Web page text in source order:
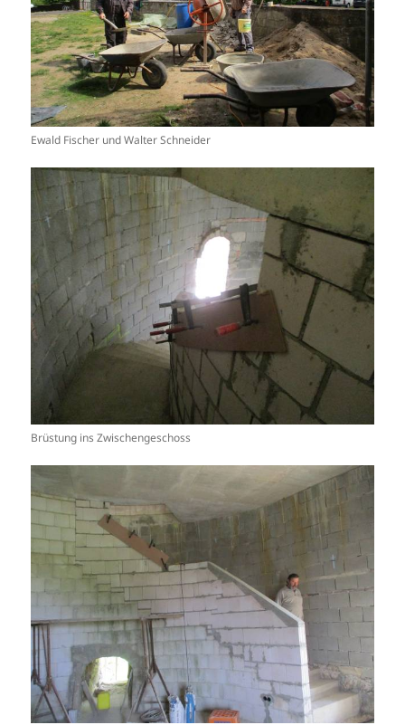
Ewald Fischer und Walter Schneider
Brüstung ins Zwischengeschoss